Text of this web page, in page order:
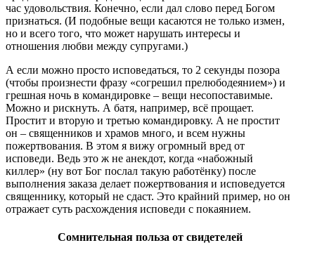
час удовольствия. Конечно, если дал слово перед Богом
признаться. (И подобные вещи касаются не только измен,
но и всего того, что может нарушать интересы и
отношения любви между супругами.)
А если можно просто исповедаться, то 2 секунды позора
(чтобы произнести фразу «согрешил прелюбодеянием») и
грешная ночь в командировке – вещи несопоставимые.
Можно и рискнуть. А батя, например, всё прощает.
Простит и вторую и третью командировку. А не простит
он – священников и храмов много, и всем нужны
пожертвования. В этом я вижу огромный вред от
исповеди. Ведь это ж не анекдот, когда «набожный
киллер» (ну вот Бог послал такую работёнку) после
выполнения заказа делает пожертвования и исповедуется
священнику, который не сдаст. Это крайний пример, но он
отражает суть расхождения исповеди с покаянием.
Сомнительная польза от свидетелей